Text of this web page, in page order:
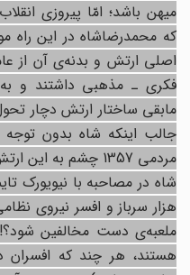
که محمدرضاشاه در این راه
اصلی ارتش و بدنه‌ی آن از
فکری ـ مذهبی داشتند و
مابقی ساختار ارتش دچار
جالب اینکه شاه بدون توجه
مردمی 1357 چشم به این ارتش دوخته بود.
هزار سرباز و افسر نیروی
ملعبه‌ی دست مخالفین شود؟!"
هستند، هر چند که افسران